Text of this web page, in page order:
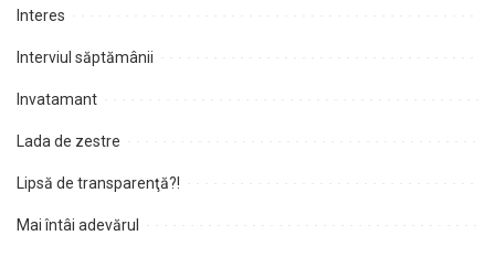
Interes
Interviul săptămânii
Invatamant
Lada de zestre
Lipsă de transparenţă?!
Mai întâi adevărul